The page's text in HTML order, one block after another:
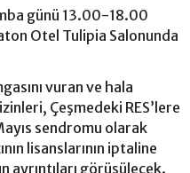
günü 13.00-18.00
Otel Tulipia Salonunda
vuran ve hala
Çeşmedeki RES’lere
sendromu olarak
lisanslarının iptaline
ayrıntıları görüşülecek.